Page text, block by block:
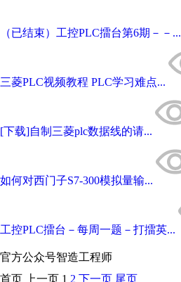
（已结束）工控PLC擂台第6期－－...
三菱PLC视频教程 PLC学习难点...
[下载]自制三菱plc数据线的请...
如何对西门子S7-300模拟量输...
工控PLC擂台－每周一题－打擂英...
官方公众号智造工程师
首页 上一页 1 2 下一页 尾页